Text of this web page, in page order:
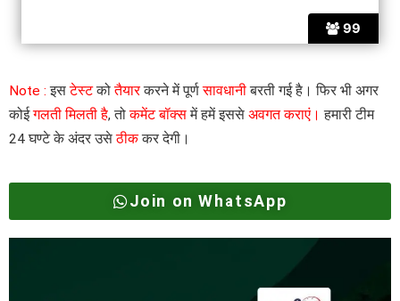
99
Note : इसटेस्टकोतैयारकरने में पूर्णसावधानीबरती गई है। फिर भी अगर
कोईगलती मिलती है, तोकमेंट बॉक्समें हमें इससे अवगत कराएं। हमारी टीम
24 घण्टे के अंदर उसेठीककर देगी।
Join on WhatsApp